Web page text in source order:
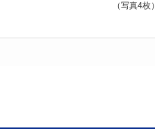
（写真4枚）